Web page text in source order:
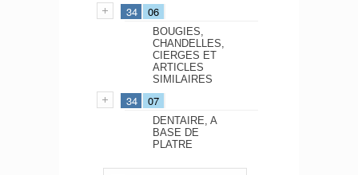
34 06
BOUGIES,
CHANDELLES,
CIERGES ET
ARTICLES
SIMILAIRES
34 07
DENTAIRE, A
BASE DE
PLATRE